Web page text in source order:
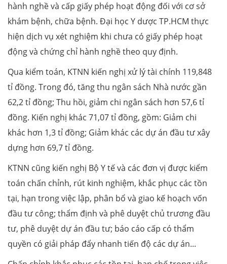
hành nghề và cấp giấy phép hoạt động đối với cơ sở
khám bệnh, chữa bệnh. Đại học Y dược TP.HCM thực
hiện dịch vụ xét nghiệm khi chưa có giấy phép hoạt
động và chứng chỉ hành nghề theo quy định.
Qua kiểm toán, KTNN kiến nghị xử lý tài chính 119,848
tỉ đồng. Trong đó, tăng thu ngân sách Nhà nước gần
62,2 tỉ đồng; Thu hồi, giảm chi ngân sách hơn 57,6 tỉ
đồng. Kiến nghị khác 71,07 tỉ đồng, gồm: Giảm chi
khác hơn 1,3 tỉ đồng; Giảm khác các dự án đầu tư xây
dựng hơn 69,7 tỉ đồng.
KTNN cũng kiến nghị Bộ Y tế và các đơn vị được kiểm
toán chấn chỉnh, rút kinh nghiệm, khắc phục các tồn
tại, hạn trong việc lập, phân bổ và giao kế hoạch vốn
đầu tư công; thẩm định và phê duyệt chủ trương đầu
tư, phê duyệt dự án đầu tư; báo cáo cấp có thẩm
quyền có giải pháp đẩy nhanh tiến độ các dự án...